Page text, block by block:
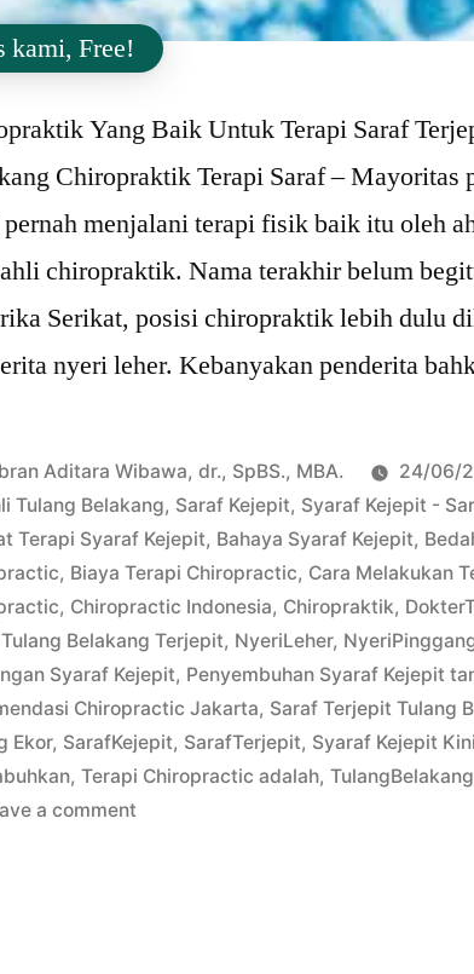
Yang Baik Untuk Terapi Saraf
Chiropraktik Terapi Saraf – Mayoritas
menjalani terapi fisik baik itu oleh
chiropraktik. Nama terakhir belum
Serikat, posisi chiropraktik lebih dulu
nyeri leher. Kebanyakan penderita
Aditara Wibawa, dr., SpBS., MBA.
24/06/
Tulang Belakang, Saraf Kejepit, Syaraf Kejepit -
Terapi Syaraf Kejepit, Bahaya Syaraf Kejepit,
, Biaya Terapi Chiropractic, Cara Melakukan
, Chiropractic Indonesia, Chiropraktik,
Belakang Terjepit, NyeriLeher,
Syaraf Kejepit, Penyembuhan Syaraf Kejepit
Chiropractic Jakarta, Saraf Terjepit Tulang
Ekor, SarafKejepit, SarafTerjepit, Syaraf Kejepit
,Terapi Chiropractic adalah,TulangBelakang
a comment
kami, Free!